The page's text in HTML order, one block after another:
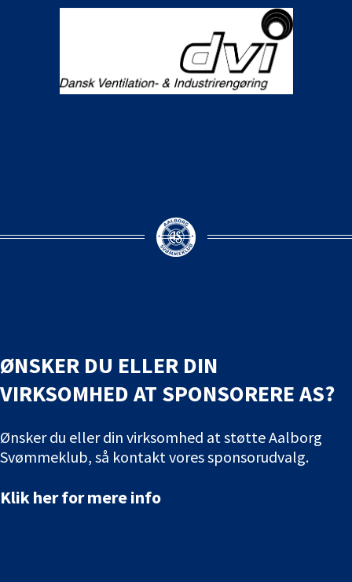
ØNSKER DU ELLER DIN
VIRKSOMHED AT SPONSORERE AS?
Ønsker du eller din virksomhed at støtte Aalborg
Svømmeklub, så kontakt vores sponsorudvalg.
Klik her for mere info